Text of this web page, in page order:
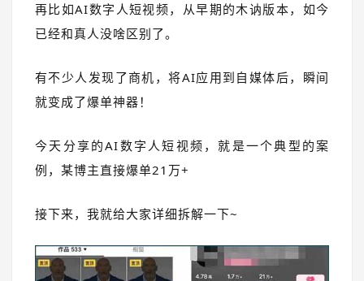
再比如AI数字人短视频，从早期的木讷版本，如今
已经和真人没啥区别了。
有不少人发现了商机，将AI应用到自媒体后，瞬间
就变成了爆单神器！
今天分享的AI数字人短视频，就是一个典型的案
例，某博主直接爆单21万+
接下来，我就给大家详细拆解一下~